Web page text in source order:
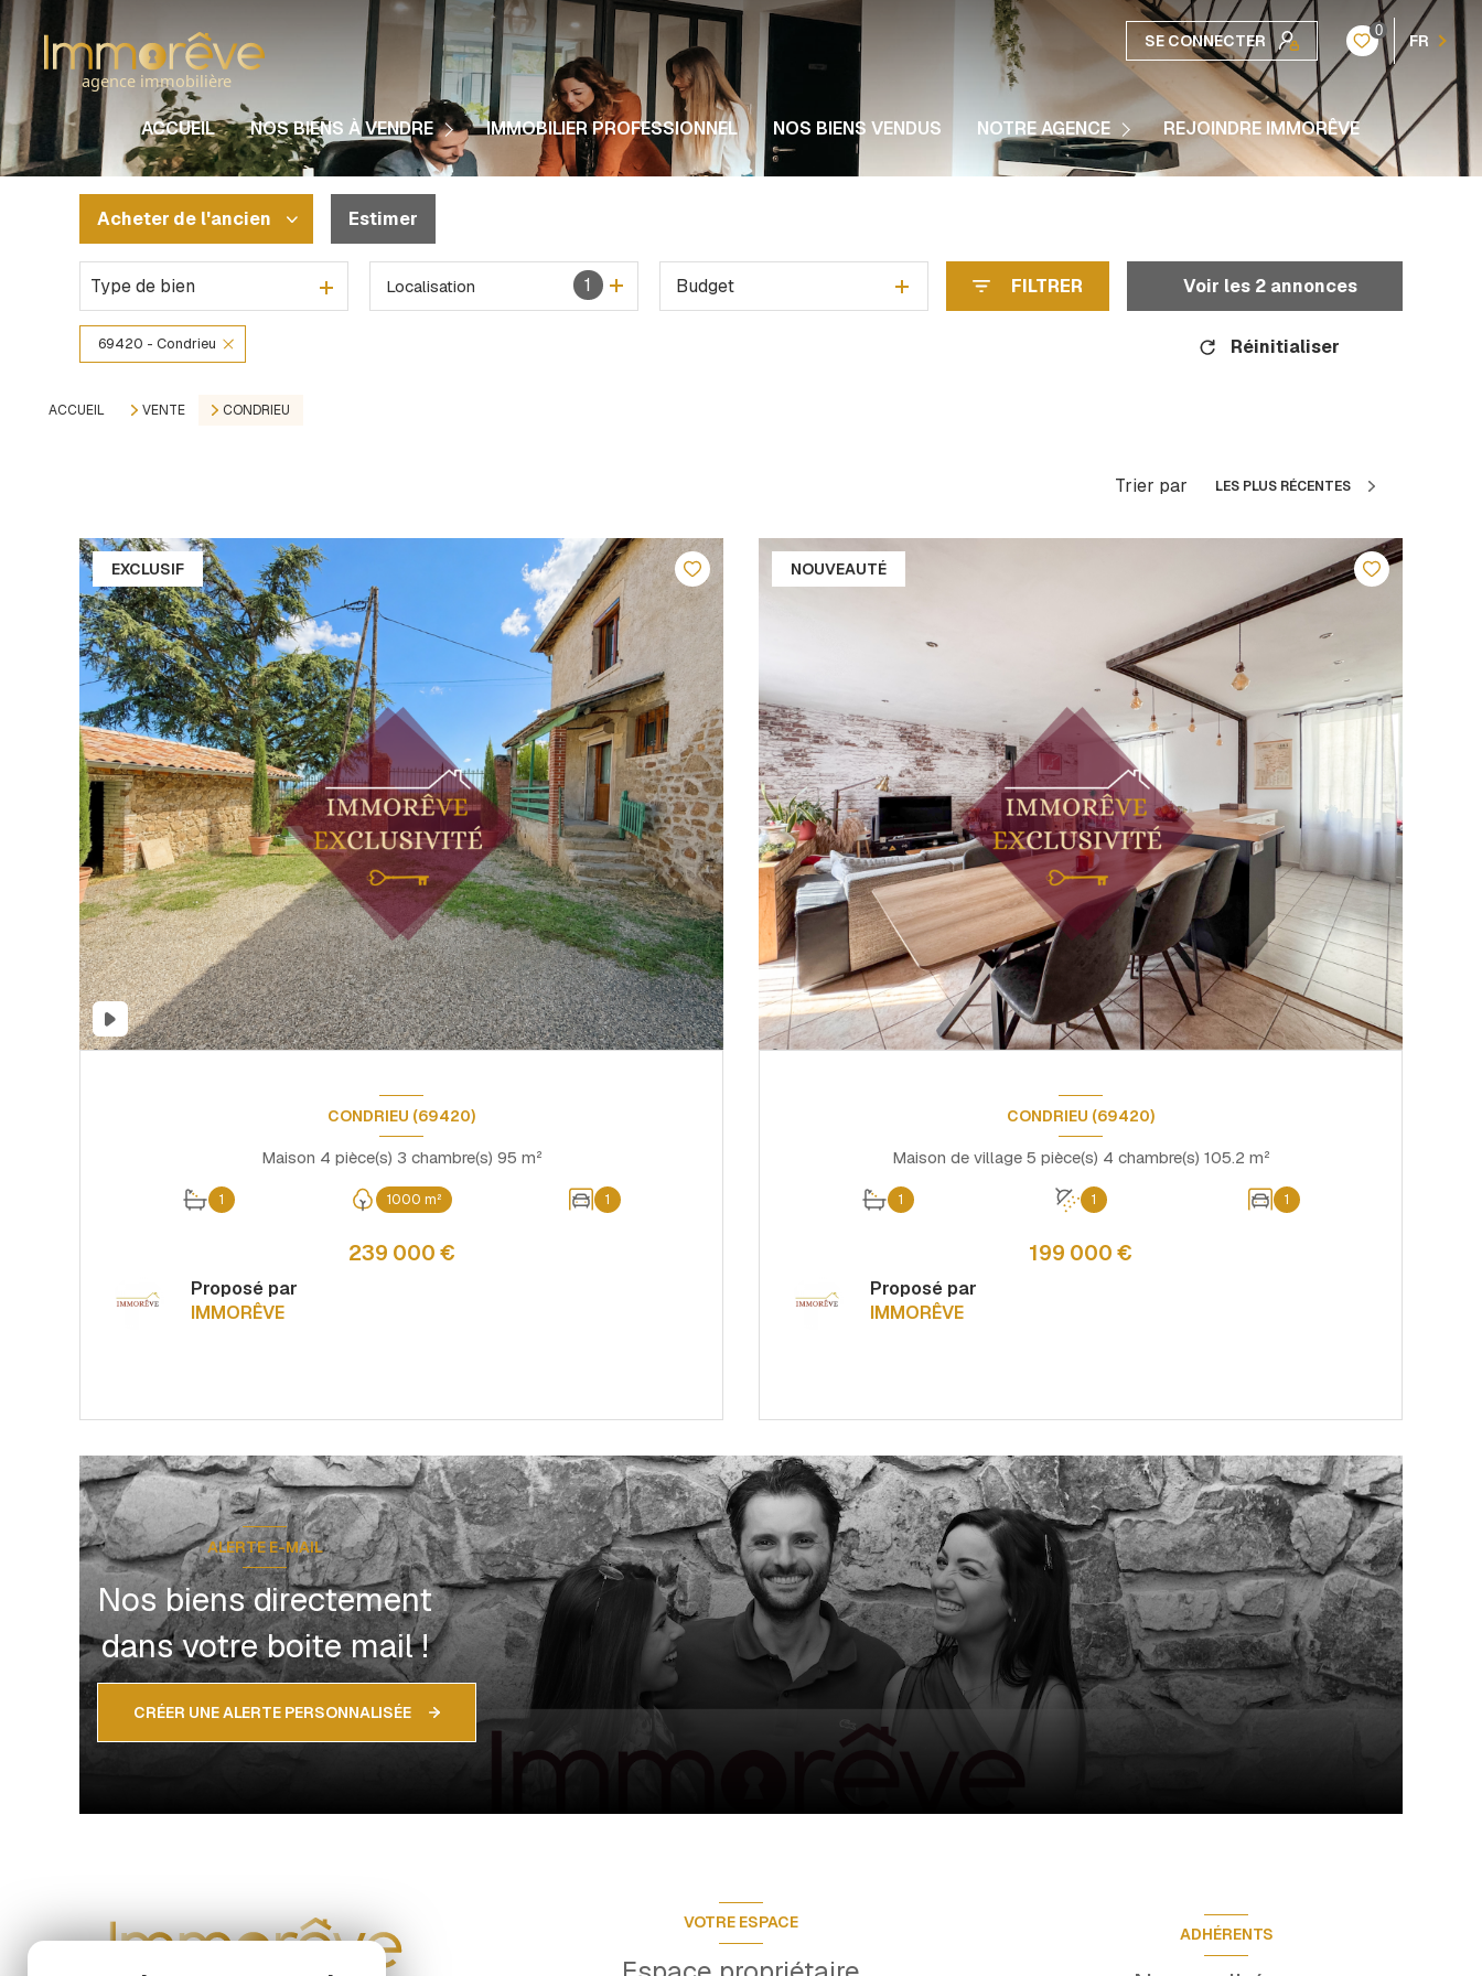
SE CONNECTER
0
FR
ACCUEIL NOS BIENS À VENDRE
Nos Maisons
Nos Appartements
Nos Immeubles
Nos Terrains
IMMOBILIER PROFESSIONNEL NOS BIENS VENDUS NOTRE AGENCE
Notre Histoire
Nos Partenaires
REJOINDRE IMMORÊVE
Acheter de l'ancien
De l'ancien
De l'immo pro
Estimer
Type de bien 1
Localisation Budget FILTRER Voir les 2 annonces
69420 - Condrieu Réinitialiser
ACCUEIL VENTE CONDRIEU
Trier par LES PLUS RÉCENTES
EXCLUSIF
CONDRIEU (69420)
Maison 4 pièce(s) 3 chambre(s) 95 m²
1 1000 m² 1
239 000 €
Proposé par
IMMORÊVE
NOUVEAUTÉ
CONDRIEU (69420)
Maison de village 5 pièce(s) 4 chambre(s) 105.2 m²
1 1 1
199 000 €
Proposé par
IMMORÊVE
ALERTE E-MAIL
Nos biens directement
dans votre boite mail !
CRÉER UNE ALERTE PERSONNALISÉE
VOTRE ESPACE
ADHÉRENTS